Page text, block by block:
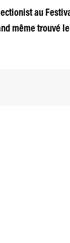
au
même trouvé